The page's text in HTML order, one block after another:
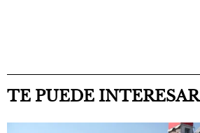
TE PUEDE INTERESAR